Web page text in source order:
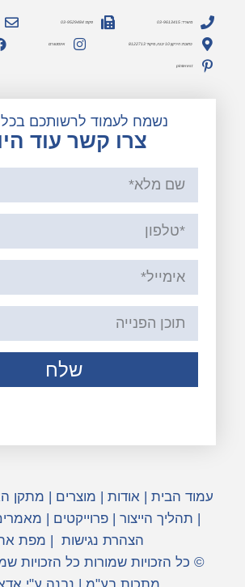
משרד: 03-9613415 פקס: 03-9529484
כתובת: הירקון 10 יבנה, מיקוד 8122713 אינסטגרם
pinterest
נשמח לעמוד לרשותכם
צרו קשר עוד
שלח
עמוד הבית | אודות | מוצרים | מתקן
| תהליך הייצור |פרוייקטים |
הצהרת נגישות | מפת
© כל הזכויות שמורות כל הזכויות
מתכות בע"מ | נבנה ע"י